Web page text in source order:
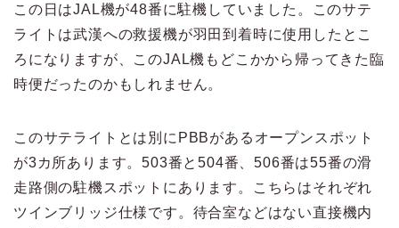
この日はJAL機が48番に駐機していました。このサテ
ライトは武漢への救援機が羽田到着時に使用したとこ
ろになりますが、このJAL機もどこかから帰ってきた臨
時便だったのかもしれません。
このサテライトとは別にPBBがあるオープンスポット
が3カ所あります。503番と504番、506番は55番の滑
走路側の駐機スポットにあります。こちらはそれぞれ
ツインブリッジ仕様です。待合室などはない直接機内